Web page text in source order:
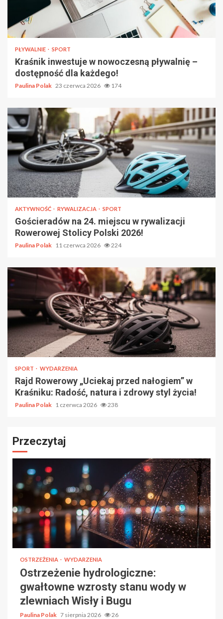
PŁYWALNIE SPORT
Kraśnik inwestuje w nowoczesną pływalnię –
dostępność dla każdego!
Paulina Polak 23 czerwca 2026 174
AKTYWNOŚĆ RYWALIZACJA SPORT
Gościeradów na 24. miejscu w rywalizacji
Rowerowej Stolicy Polski 2026!
Paulina Polak 11 czerwca 2026 224
SPORT WYDARZENIA
Rajd Rowerowy „Uciekaj przed nałogiem” w
Kraśniku: Radość, natura i zdrowy styl życia!
Paulina Polak 1 czerwca 2026 238
Przeczytaj
OSTRZEŻENIA WYDARZENIA
Ostrzeżenie hydrologiczne:
gwałtowne wzrosty stanu wody w
zlewniach Wisły i Bugu
Paulina Polak 7 sierpnia 2026 26